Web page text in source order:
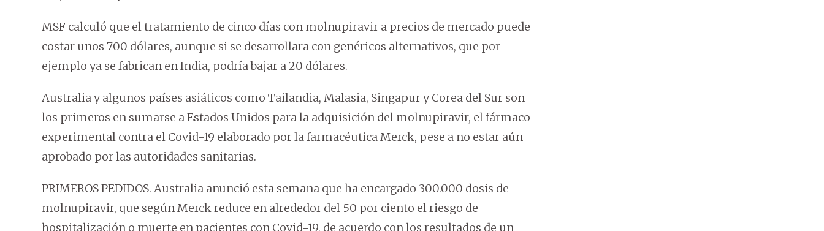
MSF calculó que el tratamiento de cinco días con molnupiravir a precios de mercado puede
costar unos 700 dólares, aunque si se desarrollara con genéricos alternativos, que por
ejemplo ya se fabrican en India, podría bajar a 20 dólares.
Australia y algunos países asiáticos como Tailandia, Malasia, Singapur y Corea del Sur son
los primeros en sumarse a Estados Unidos para la adquisición del molnupiravir, el fármaco
experimental contra el Covid-19 elaborado por la farmacéutica Merck, pese a no estar aún
aprobado por las autoridades sanitarias.
PRIMEROS PEDIDOS. Australia anunció esta semana que ha encargado 300.000 dosis de
molnupiravir, que según Merck reduce en alrededor del 50 por ciento el riesgo de
hospitalización o muerte en pacientes con Covid-19, de acuerdo con los resultados de un